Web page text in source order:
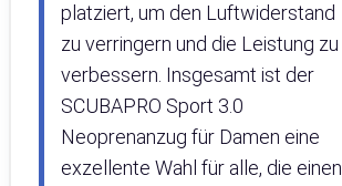
platziert, um den Luftwiderstand
zu verringern und die Leistung zu
verbessern. Insgesamt ist der
SCUBAPRO Sport 3.0
Neoprenanzug für Damen eine
exzellente Wahl für alle, die einen